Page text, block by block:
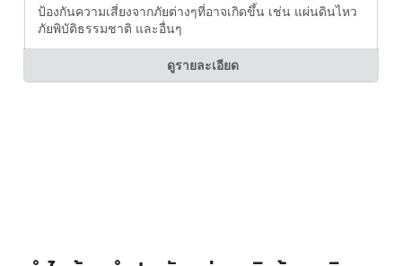
ป้องกันความเสี่ยงจากภัยต่างๆที่อาจเกิดขึ้น เช่น แผ่นดินไหว
ภัยพิบัติธรรมชาติ และอื่นๆ
ดูรายละเอียด